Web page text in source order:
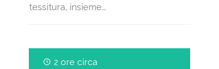
tessitura, insieme...
2 ore circa